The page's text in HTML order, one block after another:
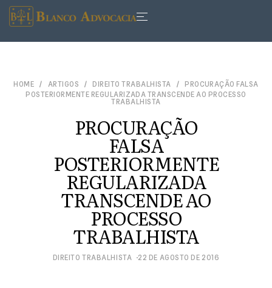
HOME ARTIGOS DIREITO TRABALHISTA
PROCURAÇÃO FALSA
POSTERIORMENTE REGULARIZADA TRANSCENDE AO PROCESSO
TRABALHISTA
PROCURAÇÃO
FALSA
POSTERIORMENTE
REGULARIZADA
TRANSCENDE AO
PROCESSO
TRABALHISTA
DIREITO TRABALHISTA 22 DE AGOSTO DE 2016